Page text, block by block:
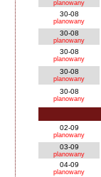
planowany
30-08
planowany
30-08
planowany
30-08
planowany
30-08
planowany
30-08
planowany
02-09
planowany
03-09
planowany
04-09
planowany